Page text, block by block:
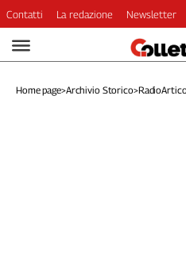
Video
Dirette
Contatti La redazione Newsletter
Home page>Archivio Storico>